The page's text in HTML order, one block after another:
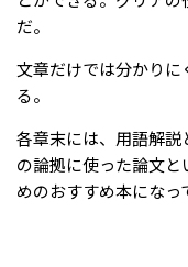
だ。
文章だけでは分かり
る。
各章末には、用語解
の論拠に使った論文
めのおすすめ本になっ